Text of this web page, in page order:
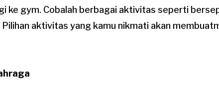
ke gym. Cobalah berbagai aktivitas seperti
aktivitas yang kamu nikmati akan